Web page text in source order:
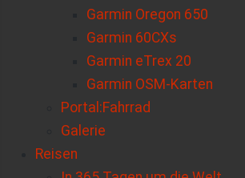
Garmin Oregon 650
Garmin 60CXs
Garmin eTrex 20
Garmin OSM-Karten
Portal:Fahrrad
Galerie
Reisen